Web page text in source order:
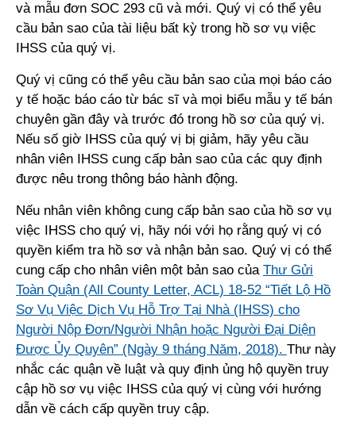
và mẫu đơn SOC 293 cũ và mới. Quý vị có thể yêu
cầu bản sao của tài liệu bất kỳ trong hồ sơ vụ việc
IHSS của quý vị.
Quý vị cũng có thể yêu cầu bản sao của mọi báo cáo
y tế hoặc báo cáo từ bác sĩ và mọi biểu mẫu y tế bán
chuyên gần đây và trước đó trong hồ sơ của quý vị.
Nếu số giờ IHSS của quý vị bị giảm, hãy yêu cầu
nhân viên IHSS cung cấp bản sao của các quy định
được nêu trong thông báo hành động.
Nếu nhân viên không cung cấp bản sao của hồ sơ vụ
việc IHSS cho quý vị, hãy nói với họ rằng quý vị có
quyền kiểm tra hồ sơ và nhận bản sao. Quý vị có thể
cung cấp cho nhân viên một bản sao của Thư Gửi
Toàn Quận (All County Letter, ACL) 18-52 “Tiết Lộ Hồ
Sơ Vụ Việc Dịch Vụ Hỗ Trợ Tại Nhà (IHSS) cho
Người Nộp Đơn/Người Nhận hoặc Người Đại Diện
Được Ủy Quyên” (Ngày 9 tháng Năm, 2018). Thư này
nhắc các quận về luật và quy định ủng hộ quyền truy
cập hồ sơ vụ việc IHSS của quý vị cùng với hướng
dẫn về cách cấp quyền truy cập.